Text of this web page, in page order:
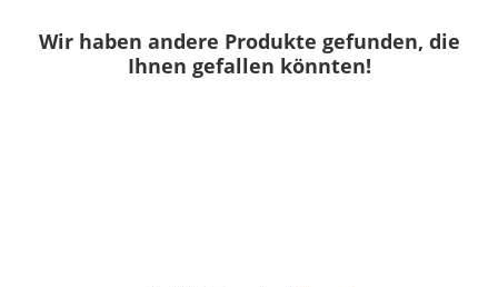
Wir haben andere Produkte gefunden, die
Ihnen gefallen könnten!